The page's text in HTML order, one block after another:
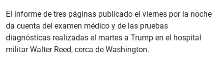
El informe de tres páginas publicado el viernes por la noche
da cuenta del examen médico y de las pruebas
diagnósticas realizadas el martes a Trump en el hospital
militar Walter Reed, cerca de Washington.